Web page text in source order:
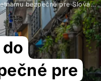
bezpečné pre Slovákov
pre